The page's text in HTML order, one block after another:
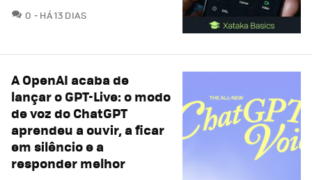
0 COMENTÁRIOS
HÁ 13 DIAS
A OpenAI acaba de
lançar o GPT-Live: o modo
de voz do ChatGPT
aprendeu a ouvir, a ficar
em silêncio e a
responder melhor